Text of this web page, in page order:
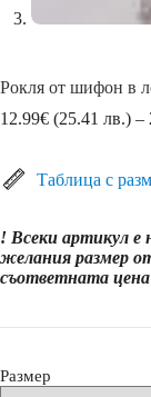
Рокля от шифон в
12.99€ (25.41 лв.) –
Таблица с
! Всеки артикул е
желания размер
съответната цена
Размер